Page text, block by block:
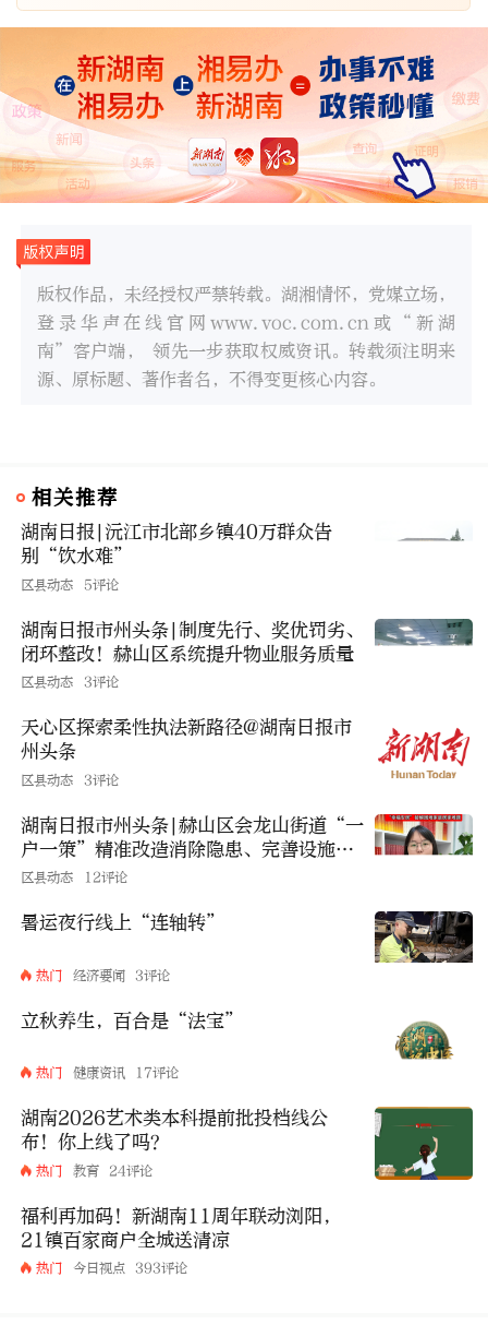
版权作品，未经授权严禁转载。湖湘情怀，党媒立场，
登录华声在线官网www.voc.com.cn或“新湖
南”客户端， 领先一步获取权威资讯。转载须注明来
源、原标题、著作者名，不得变更核心内容。
相关推荐
湖南日报|沅江市北部乡镇40万群众告
别“饮水难”
区县动态 5评论
湖南日报市州头条|制度先行、奖优罚劣、
闭环整改！赫山区系统提升物业服务质量
区县动态 3评论
天心区探索柔性执法新路径@湖南日报市
州头条
区县动态 3评论
湖南日报市州头条|赫山区会龙山街道“一
户一策”精准改造消除隐患、完善设施
“幸福安居”提升困难家庭生活品质
区县动态 12评论
暑运夜行线上“连轴转”
热门 经济要闻 3评论
立秋养生，百合是“法宝”
热门 健康资讯 17评论
湖南2026艺术类本科提前批投档线公
布！你上线了吗？
热门 教育 24评论
福利再加码！新湖南11周年联动浏阳，
21镇百家商户全城送清凉
热门 今日视点 393评论